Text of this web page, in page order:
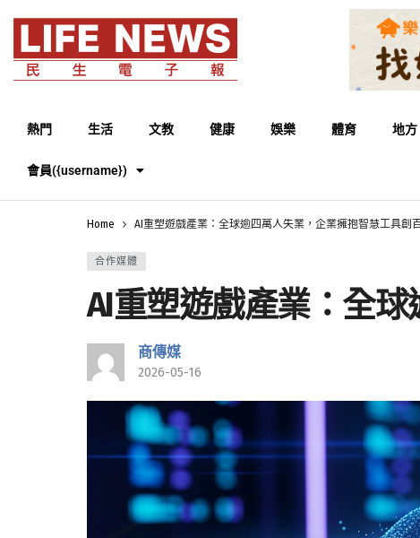
熱門 生活 文教 健康 娛樂 體育 地方
會員({username})
Home AI重塑遊戲產業：全球逾四萬人失業，企業擁抱智慧工具創
合作媒體
AI重塑遊戲產業：全
商傳媒
2026-05-16